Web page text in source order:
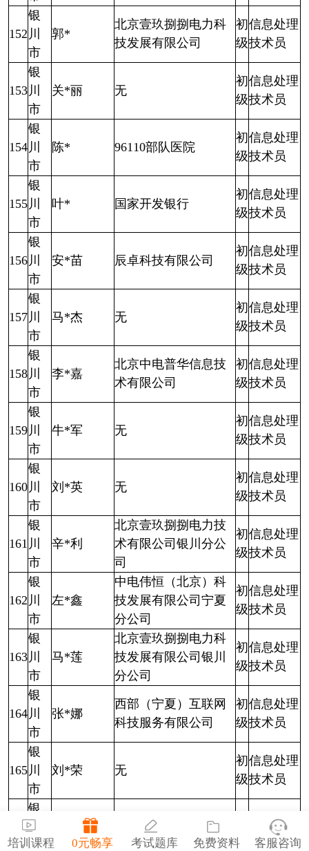
152
银
川
市
郭*
北京壹玖捌捌电力科
技发展有限公司
初
级
信息处理
技术员
153
银
川
市
关*丽 无
初
级
信息处理
技术员
154
银
川
市
陈* 96110部队医院
初
级
信息处理
技术员
155
银
川
市
叶* 国家开发银行
初
级
信息处理
技术员
156
银
川
市
安*苗 辰卓科技有限公司
初
级
信息处理
技术员
157
银
川
市
马*杰 无
初
级
信息处理
技术员
158
银
川
市
李*嘉
北京中电普华信息技
术有限公司
初
级
信息处理
技术员
159
银
川
市
牛*军 无
初
级
信息处理
技术员
160
银
川
市
刘*英 无
初
级
信息处理
技术员
161
银
川
市
辛*利
北京壹玖捌捌电力技
术有限公司银川分公
司
初
级
信息处理
技术员
162
银
川
市
左*鑫
中电伟恒（北京）科
技发展有限公司宁夏
分公司
初
级
信息处理
技术员
163
银
川
市
马*莲
北京壹玖捌捌电力科
技发展有限公司银川
分公司
初
级
信息处理
技术员
164
银
川
市
张*娜
西部（宁夏）互联网
科技服务有限公司
初
级
信息处理
技术员
165
银
川
市
刘*荣 无
初
级
信息处理
技术员
166
银
川
市
级
信息处理
技术员
培训课程 0元畅享 考试题库 免费资料 客服咨询